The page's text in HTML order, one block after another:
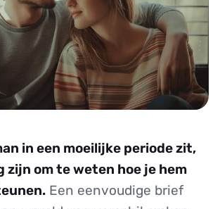
in een moeilijke periode zit,
zijn om te weten hoe je hem
Een eenvoudige brief